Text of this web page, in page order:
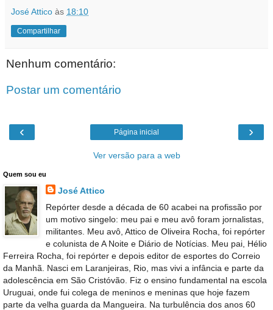
José Attico às 18:10
Compartilhar
Nenhum comentário:
Postar um comentário
‹ ›
Página inicial
Ver versão para a web
Quem sou eu
José Attico
Repórter desde a década de 60 acabei na profissão por
um motivo singelo: meu pai e meu avô foram jornalistas,
militantes. Meu avô, Attico de Oliveira Rocha, foi repórter
e colunista de A Noite e Diário de Notícias. Meu pai, Hélio
Ferreira Rocha, foi repórter e depois editor de esportes do Correio
da Manhã. Nasci em Laranjeiras, Rio, mas vivi a infância e parte da
adolescência em São Cristóvão. Fiz o ensino fundamental na escola
Uruguai, onde fui colega de meninos e meninas que hoje fazem
parte da velha guarda da Mangueira. Na turbulência dos anos 60